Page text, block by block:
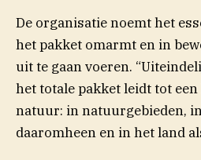
De organisatie noemt het
het pakket omarmt en in
uit te gaan voeren.
het totale pakket leidt tot
natuur: in natuurgebieden,
daaromheen en in het land